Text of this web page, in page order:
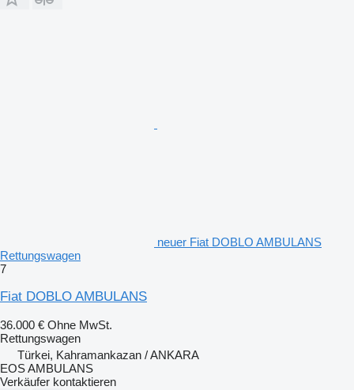
neuer Fiat DOBLO AMBULANS
Rettungswagen
7
Fiat DOBLO AMBULANS
36.000 € Ohne MwSt.
Rettungswagen
Türkei, Kahramankazan / ANKARA
EOS AMBULANS
Verkäufer kontaktieren